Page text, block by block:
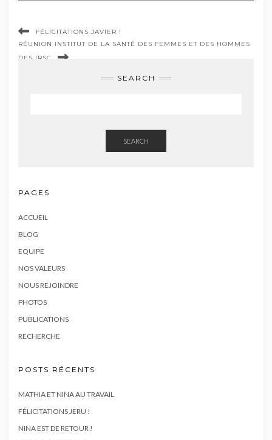
FÉLICITATIONS JAVIER !
RÉUNION INSTITUT DE LA SANTÉ DES FEMMES ET DES HOMMES
DES IRSC
SEARCH
SEARCH
PAGES
ACCUEIL
BLOG
EQUIPE
NOS VALEURS
NOUS REJOINDRE
PHOTOS
PUBLICATIONS
RECHERCHE
POSTS RÉCENTS
MATHIA ET NINA AU TRAVAIL
FÉLICITATIONS JERU !
NINA EST DE RETOUR !